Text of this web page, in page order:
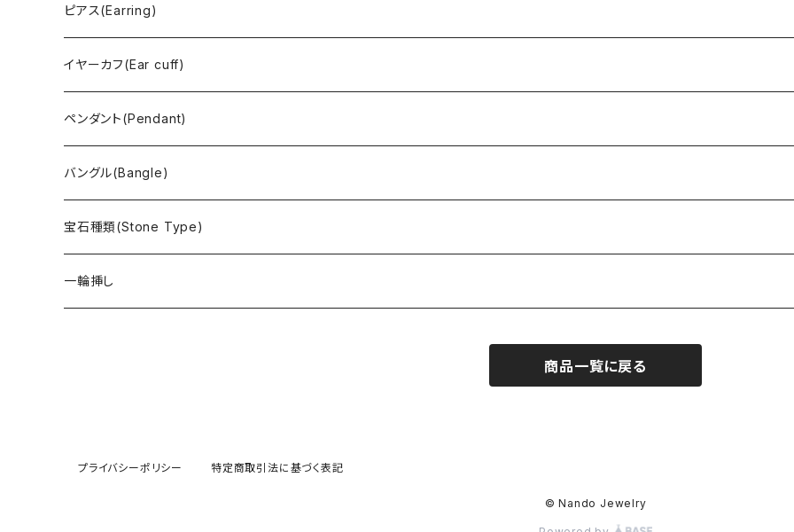
ピアス(Earring)
イヤーカフ(Ear cuff)
ペンダント(Pendant)
バングル(Bangle)
宝石種類(Stone Type)
アイオライト
一輪挿し
商品一覧に戻る
プライバシーポリシー 特定商取引法に基づく表記
© Nando Jewelry